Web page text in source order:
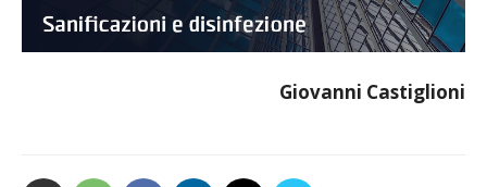
Giovanni Castiglioni